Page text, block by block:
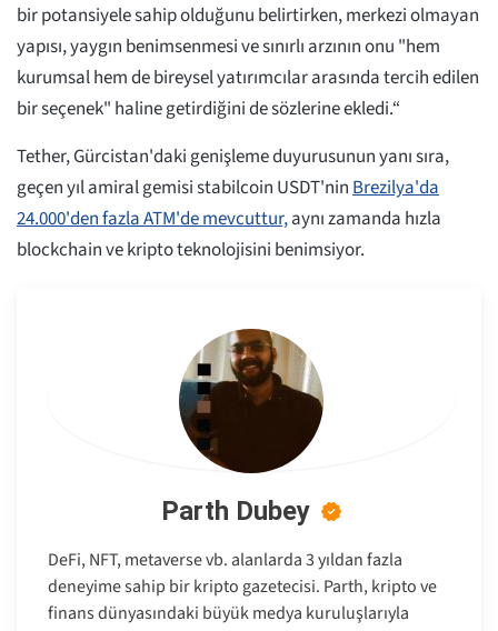
bir potansiyele sahip olduğunu belirtirken, merkezi olmayan
yapısı, yaygın benimsenmesi ve sınırlı arzının onu "hem
kurumsal hem de bireysel yatırımcılar arasında tercih edilen
bir seçenek" haline getirdiğini de sözlerine ekledi.“
Tether, Gürcistan'daki genişleme duyurusunun yanı sıra,
geçen yıl amiral gemisi stabilcoin USDT'ninBrezilya'da
24.000'den fazla ATM'de mevcuttur,aynı zamanda hızla
blockchain ve kripto teknolojisini benimsiyor.
Parth Dubey
DeFi, NFT, metaverse vb. alanlarda 3 yıldan fazla
deneyime sahip bir kripto gazetecisi. Parth, kripto ve
finans dünyasındaki büyük medya kuruluşlarıyla